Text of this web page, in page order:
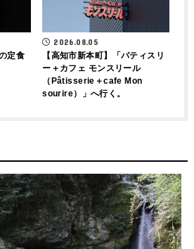
定食
2026.08.05
【高知市新本町】「パティスリ
ー＋カフェ モンスリール
（Pâtisserie＋cafe Mon
sourire）」へ行く。